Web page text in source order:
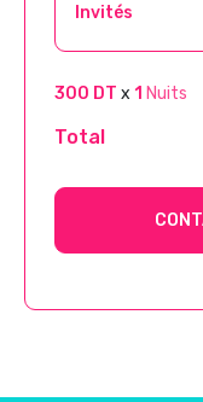
Invités
300 DT x 1 Nuits
Total